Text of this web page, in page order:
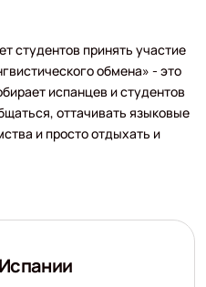
студентов принять участие
обмена» - это
испанцев и студентов
оттачивать языковые
и просто отдыхать и